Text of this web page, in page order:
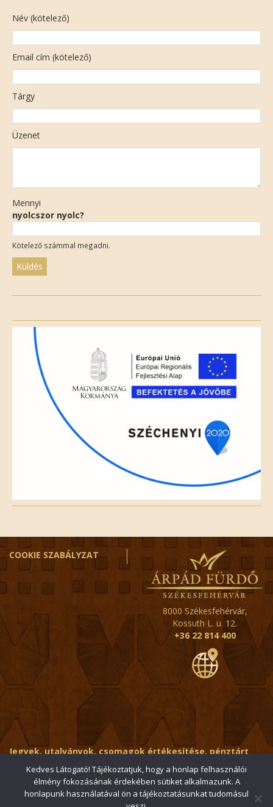
Név (kötelező)
Email cím (kötelező)
Tárgy
Üzenet
Mennyi
nyolcszor nyolc?
Kötelező számmal megadni.
field
empty.
COOKIE SZABÁLYZAT
8000 Székesfehérvár,
Kossuth L. u. 12.
+36 22 814 400
Jegyek, utalványok, csomagok értékesítése, pénztárt
érintő kérdések:
ertekesito@fehervar-arpadfurdo.hu
Általános érdeklődés: info@fehervar-arpadfurdo.hu
Kedves Látogató! Tájékoztatjuk, hogy a honlap felhasználói
élmény fokozásának érdekében sütiket alkalmazunk. A
honlapunk használatával ön a tájékoztatásunkat tudomásul